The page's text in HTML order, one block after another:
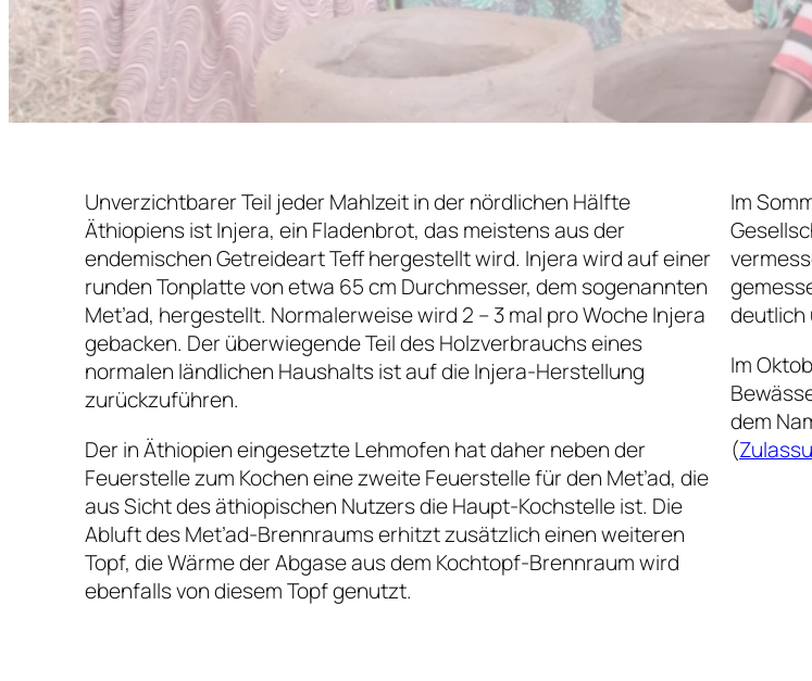
Unverzichtbarer Teil jeder Mahlzeit in der nördlichen Hälfte
Äthiopiens ist Injera, ein Fladenbrot, das meistens aus der
endemischen Getreideart Teff hergestellt wird. Injera wird auf einer
runden Tonplatte von etwa 65 cm Durchmesser, dem sogenannten
Met’ad, hergestellt. Normalerweise wird 2 – 3 mal pro Woche Injera
gebacken. Der überwiegende Teil des Holzverbrauchs eines
normalen ländlichen Haushalts ist auf die Injera-Herstellung
zurückzuführen.
Der in Äthiopien eingesetzte Lehmofen hat daher neben der
Feuerstelle zum Kochen eine zweite Feuerstelle für den Met’ad, die
aus Sicht des äthiopischen Nutzers die Haupt-Kochstelle ist. Die
Abluft des Met’ad-Brennraums erhitzt zusätzlich einen weiteren
Topf, die Wärme der Abgase aus dem Kochtopf-Brennraum wird
ebenfalls von diesem Topf genutzt.
Im
deutlich
Im
dem
(